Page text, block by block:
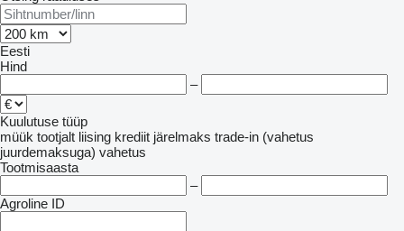
Eesti
Hind
–
Kuulutuse tüüp
müük tootjalt liising krediit järelmaks trade-in (vahetus
juurdemaksuga) vahetus
Tootmisaasta
–
Agroline ID